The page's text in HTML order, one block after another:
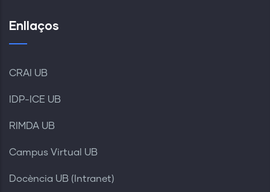
Enllaços
CRAI UB
IDP-ICE UB
RIMDA UB
Campus Virtual UB
Docència UB (Intranet)